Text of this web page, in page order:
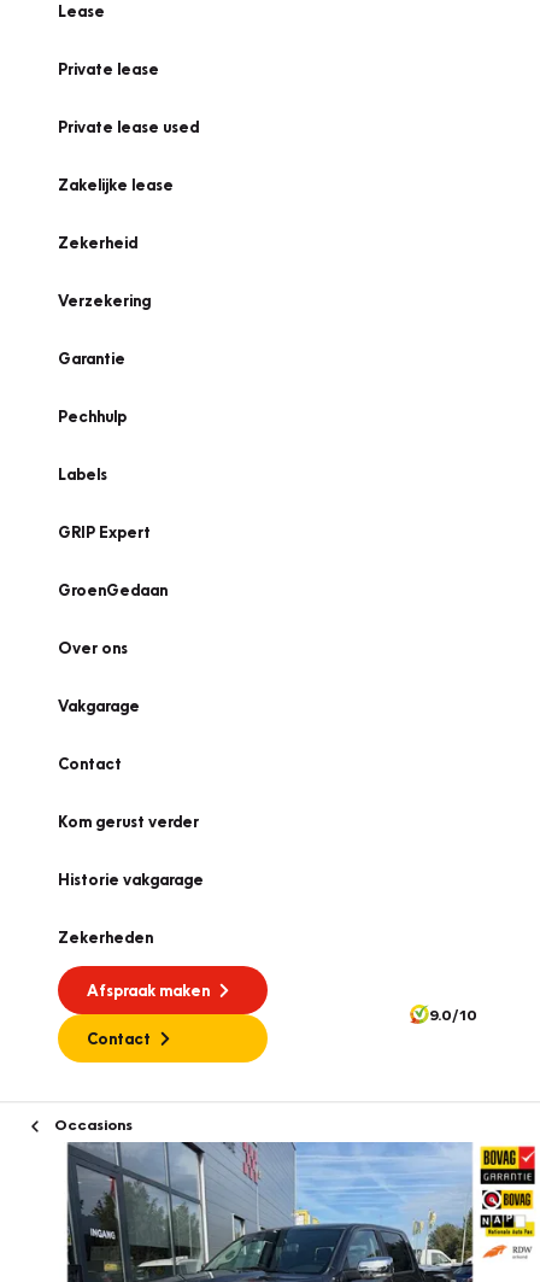
Lease
Private lease
Private lease used
Zakelijke lease
Zekerheid
Verzekering
Garantie
Pechhulp
Labels
GRIP Expert
GroenGedaan
Over ons
Vakgarage
Contact
Kom gerust verder
Historie vakgarage
Zekerheden
Afspraak maken
Contact
9.0/10
Occasions